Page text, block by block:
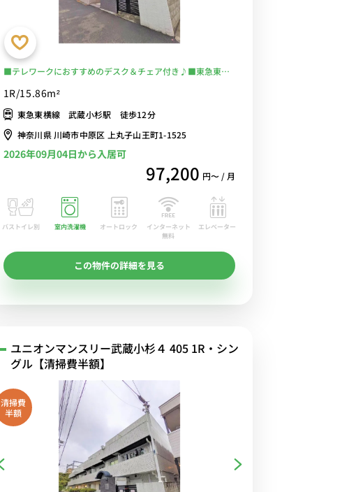
■テレワークにおすすめのデスク＆チェア付き♪■東急東横
乗換なし/24時まで営業の「東急ストア」「まいばすけっと」
あり/多摩川沿いをランニングするのも気持ちいい■選べる
Wi-Fi格安レンタル中！
1R/15.86m²
東急東横線 武蔵小杉駅 徒歩12分
神奈川県 川崎市中原区 上丸子山王町1-1525
2026年09月04日から入居可
97,200 円〜 / 月
バストイレ別 室内洗濯機 オートロック
インターネット
無料
エレベーター
この物件の詳細を見る
ユニオンマンスリー武蔵小杉４ 405 1R・シン
グル【清掃費半額】
清掃費
半額